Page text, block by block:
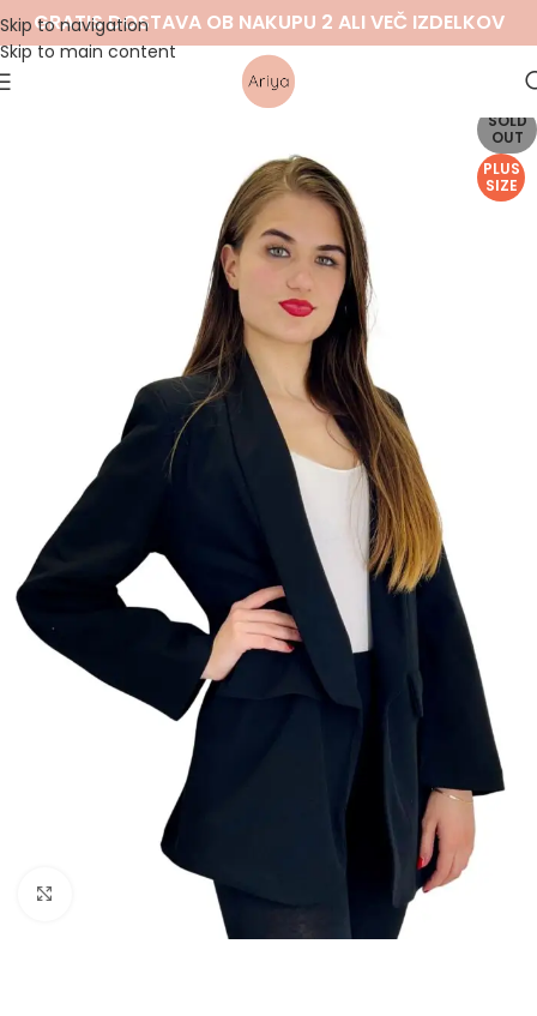
Skip to navigation
Skip to main content
GRATIS DOSTAVA OB NAKUPU 2 ALI VEČ IZDELKOV
SOLD
OUT
PLUS
SIZE